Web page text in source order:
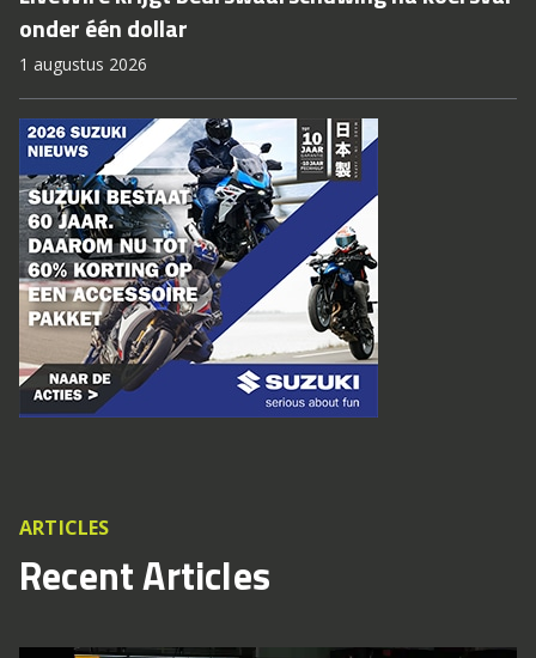
onder één dollar
1 augustus 2026
ARTICLES
Recent Articles